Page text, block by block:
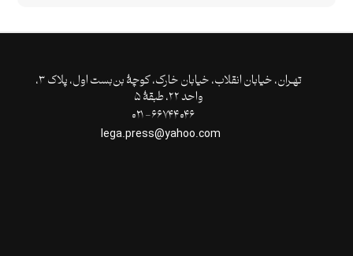
تهـران،‌ خیابان انقلاب، خیابان خارک، کوچۀ بن‌بست اول، پلاک ۳،
واحد ۲۲، طبقۀ ۵